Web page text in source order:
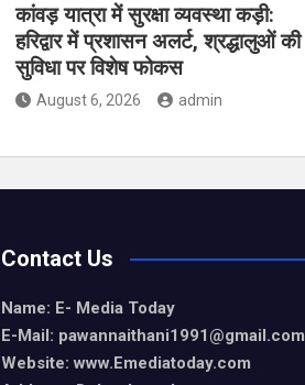
कांवड़ यात्रा में सुरक्षा व्यवस्था कड़ी:
हरिद्वार में प्रशासन अलर्ट, श्रद्धालुओं की
सुविधा पर विशेष फोकस
August 6, 2026 admin
Contact Us
Name: E- Media Today
E-Mail: pawannaithani1991@gmail.com
Website: www.Emediatoday.com